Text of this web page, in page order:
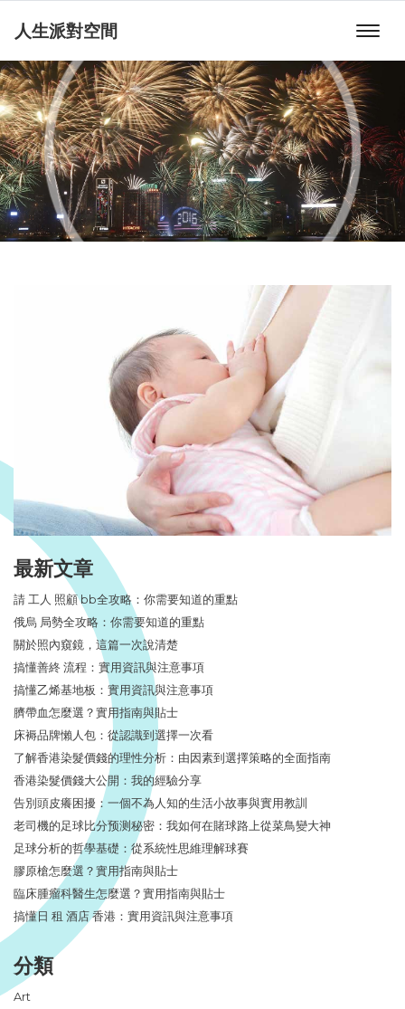
人生派對空間
最新文章
請 工人 照顧 bb全攻略：你需要知道的重點
俄烏 局勢全攻略：你需要知道的重點
關於照內窺鏡，這篇一次說清楚
搞懂善終 流程：實用資訊與注意事項
搞懂乙烯基地板：實用資訊與注意事項
臍帶血怎麼選？實用指南與貼士
床褥品牌懶人包：從認識到選擇一次看
了解香港染髮價錢的理性分析：由因素到選擇策略的全面指南
香港染髮價錢大公開：我的經驗分享
告別頭皮癢困擾：一個不為人知的生活小故事與實用教訓
老司機的足球比分预测秘密：我如何在賭球路上從菜鳥變大神
足球分析的哲學基礎：從系統性思維理解球賽
膠原槍怎麼選？實用指南與貼士
臨床腫瘤科醫生怎麼選？實用指南與貼士
搞懂日 租 酒店 香港：實用資訊與注意事項
分類
Art